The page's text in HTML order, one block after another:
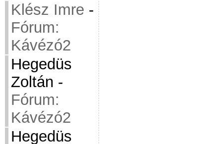
Klész Imre -
Fórum:
Kávézó2
Hegedüs
Zoltán -
Fórum:
Kávézó2
Hegedüs